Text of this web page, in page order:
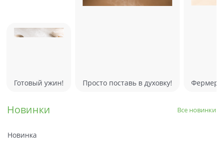
Готовый ужин! Просто поставь в духовку!
Новинки Все новинки
Новинка